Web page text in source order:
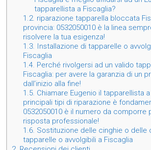
tapparellista a Fiscaglia?
1.2. riparazione tapparella bloccata
provincia: 0532050010 è la linea
risolvere la tua esigenza!
1.3. Installazione di tapparelle o
Fiscaglia
1.4. Perché rivolgersi ad un valido
Fiscaglia: per avere la garanzia di un
dall’inizio alla fine!
1.5. Chiamare Eugenio il tapparellista
principali tipi di riparazione è
0532050010 è il numero da comporre
risposta professionale!
1.6. Sostituzione delle cinghie o delle
tapparelle o avvolgibili a Fiscaglia